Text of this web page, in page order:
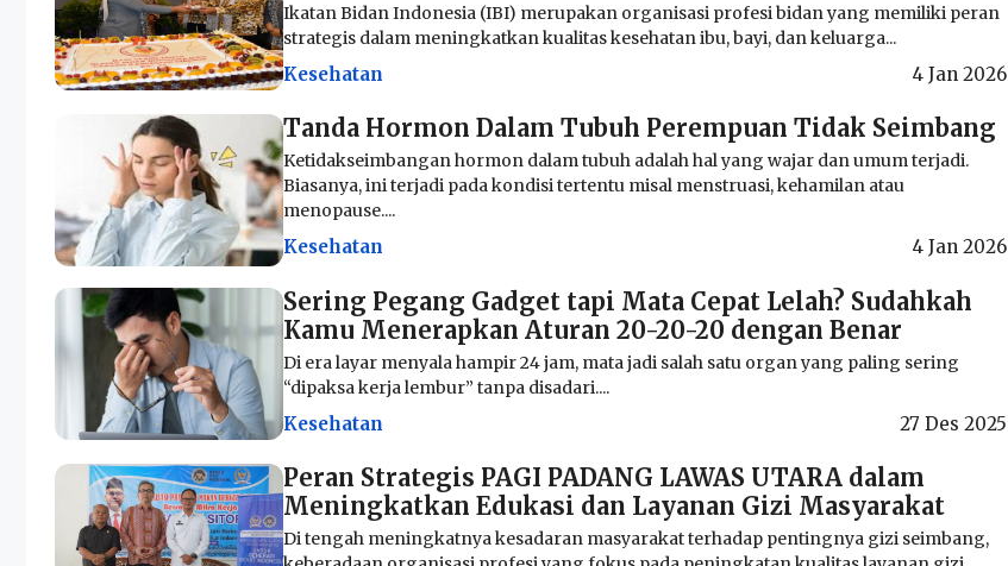
Ikatan Bidan Indonesia (IBI) merupakan organisasi profesi bidan yang memiliki peran
strategis dalam meningkatkan kualitas kesehatan ibu, bayi, dan keluarga...
Kesehatan 4 Jan 2026
Tanda Hormon Dalam Tubuh Perempuan Tidak Seimbang
Ketidakseimbangan hormon dalam tubuh adalah hal yang wajar dan umum terjadi.
Biasanya, ini terjadi pada kondisi tertentu misal menstruasi, kehamilan atau
menopause....
Kesehatan 4 Jan 2026
Sering Pegang Gadget tapi Mata Cepat Lelah? Sudahkah
Kamu Menerapkan Aturan 20-20-20 dengan Benar
Di era layar menyala hampir 24 jam, mata jadi salah satu organ yang paling sering
“dipaksa kerja lembur” tanpa disadari....
Kesehatan 27 Des 2025
Peran Strategis PAGI PADANG LAWAS UTARA dalam
Meningkatkan Edukasi dan Layanan Gizi Masyarakat
Di tengah meningkatnya kesadaran masyarakat terhadap pentingnya gizi seimbang,